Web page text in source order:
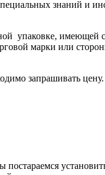
знаний и
упаковке, имеющей
марки или
запрашивать цену.
постараемся